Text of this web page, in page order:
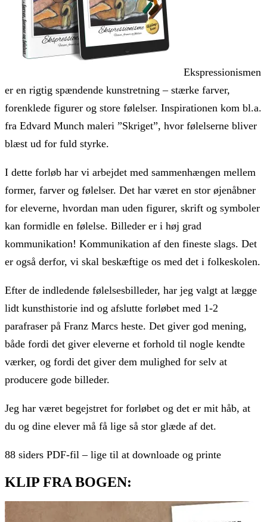
Ekspressionismen
er en rigtig spændende kunstretning – stærke farver,
forenklede figurer og store følelser. Inspirationen kom bl.a.
fra Edvard Munch maleri ”Skriget”, hvor følelserne bliver
blæst ud for fuld styrke.
I dette forløb har vi arbejdet med sammenhængen mellem
former, farver og følelser. Det har været en stor øjenåbner
for eleverne, hvordan man uden figurer, skrift og symboler
kan formidle en følelse. Billeder er i høj grad
kommunikation! Kommunikation af den fineste slags. Det
er også derfor, vi skal beskæftige os med det i folkeskolen.
Efter de indledende følelsesbilleder, har jeg valgt at lægge
lidt kunsthistorie ind og afslutte forløbet med 1-2
parafraser på Franz Marcs heste. Det giver god mening,
både fordi det giver eleverne et forhold til nogle kendte
værker, og fordi det giver dem mulighed for selv at
producere gode billeder.
Jeg har været begejstret for forløbet og det er mit håb, at
du og dine elever må få lige så stor glæde af det.
88 siders PDF-fil – lige til at downloade og printe
KLIP FRA BOGEN: